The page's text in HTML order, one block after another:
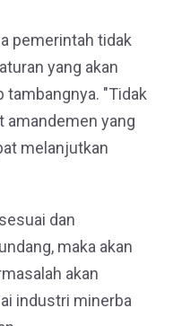
pemerintah tidak
yang akan
"Tidak
amandemen yang
melanjutkan
dan
maka akan
akan
industri minerba